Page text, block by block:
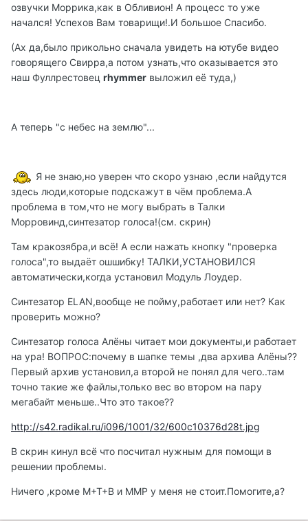
озвучки Моррика,как в Обливион! А процесс то уже
начался! Успехов Вам товарищи!.И большое Спасибо.
(Ах да,было прикольно сначала увидеть на ютубе видео
говорящего Свирра,а потом узнать,что оказывается это
наш Фуллрестовец rhymmer выложил её туда,)
А теперь "с небес на землю"...
Я не знаю,но уверен что скоро узнаю ,если найдутся
здесь люди,которые подскажут в чём проблема.А
проблема в том,что не могу выбрать в Талки
Морровинд,синтезатор голоса!(см. скрин)
Там кракозябра,и всё! А если нажать кнопку "проверка
голоса",то выдаёт ошшибку! ТАЛКИ,УСТАНОВИЛСЯ
автоматически,когда установил Модуль Лоудер.
Синтезатор ELAN,вообще не пойму,работает или нет? Как
проверить можно?
Синтезатор голоса Алёны читает мои документы,и работает
на ура! ВОПРОС:почему в шапке темы ,два архива Алёны??
Первый архив установил,а второй не понял для чего..там
точно такие же файлы,только вес во втором на пару
мегабайт меньше..Что это такое??
http://s42.radikal.ru/i096/1001/32/600c10376d28t.jpg
В скрин кинул всё что посчитал нужным для помощи в
решении проблемы.
Ничего ,кроме М+Т+В и MMP у меня не стоит.Помогите,а?